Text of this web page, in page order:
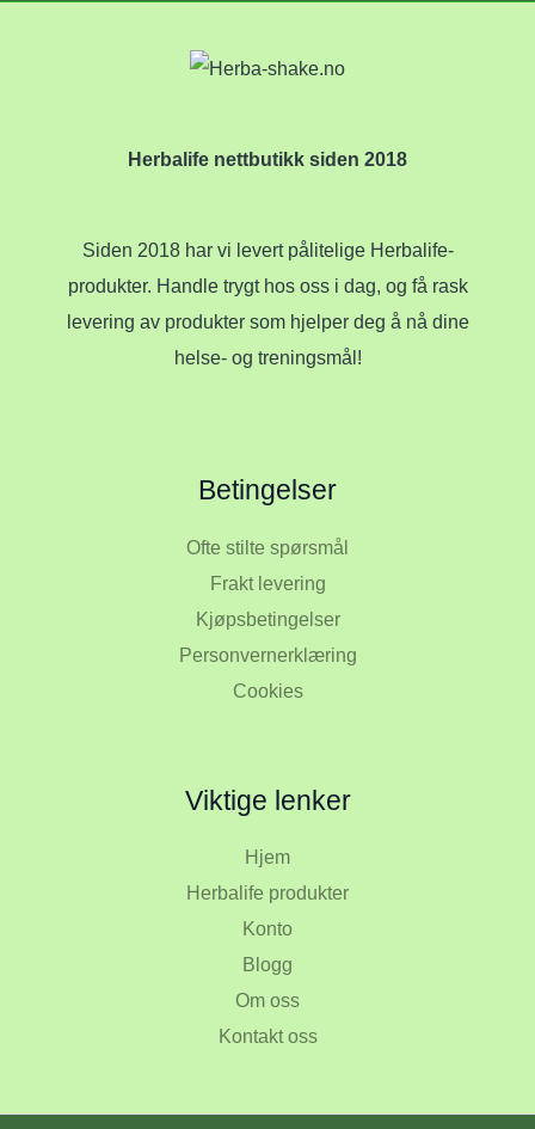
Herbalife nettbutikk siden 2018
Siden 2018 har vi levert pålitelige Herbalife-
produkter. Handle trygt hos oss i dag, og få rask
levering av produkter som hjelper deg å nå dine
helse- og treningsmål!
Betingelser
Ofte stilte spørsmål
Frakt levering
Kjøpsbetingelser
Personvernerklæring
Cookies
Viktige lenker
Hjem
Herbalife produkter
Konto
Blogg
Om oss
Kontakt oss